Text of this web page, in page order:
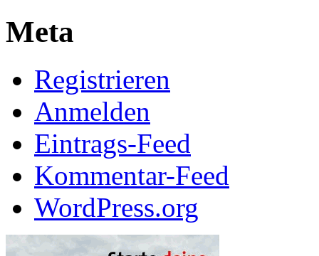
Meta
Registrieren
Anmelden
Eintrags-Feed
Kommentar-Feed
WordPress.org